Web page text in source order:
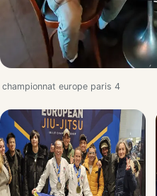
championnat europe paris 4